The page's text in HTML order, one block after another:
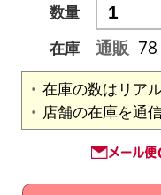
数量
在庫
通販 78
在庫の数はリア
店舗の在庫を通